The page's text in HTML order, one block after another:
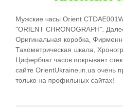
Мужские часы Orient
"ORIENT CHRONOGRAPH".
Оригинальная коробка,
Тахометрическая шкала,
Циферблат часов покрывает
сайте OrientUkraine.in.ua очень
только на профильных сайтах!